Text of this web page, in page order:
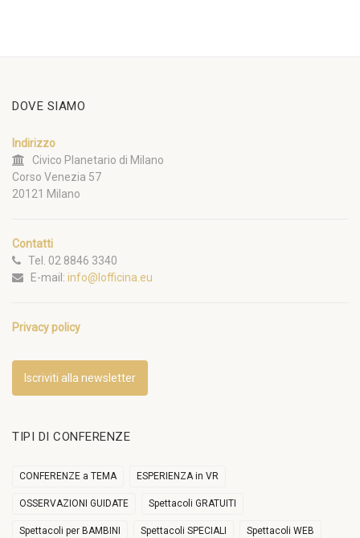
DOVE SIAMO
Indirizzo
Civico Planetario di Milano
Corso Venezia 57
20121 Milano
Contatti
Tel. 02 8846 3340
E-mail: info@lofficina.eu
Privacy policy
Iscriviti alla newsletter
TIPI DI CONFERENZE
CONFERENZE a TEMA ESPERIENZA in VR
OSSERVAZIONI GUIDATE Spettacoli GRATUITI
Spettacoli per BAMBINI Spettacoli SPECIALI Spettacoli WEB